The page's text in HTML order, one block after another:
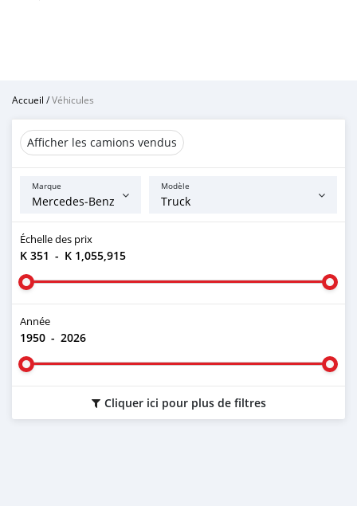
Accueil /Véhicules
Afficher les camions vendus
Marque Modèle
Échelle des prix
K 351 - K 1,055,915
Année
1950 - 2026
Cliquer ici pour plus de filtres